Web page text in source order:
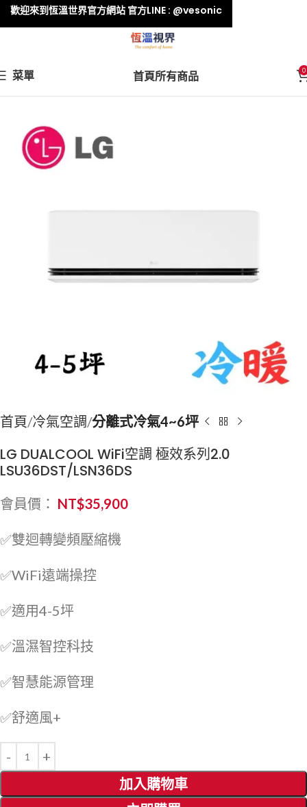
菜單 首頁所有商品 0
首頁 冷氣空調 分離式冷氣4~6坪
LG DUALCOOL WiFi空調 極效系列2.0
LSU36DST/LSN36DS
會員價： NT$35,900
✅雙迴轉變頻壓縮機
✅WiFi遠端操控
✅適用4-5坪
✅溫濕智控科技
✅智慧能源管理
✅舒適風+
加入購物車
歡迎來到恆溫世界官方網站 官方LINE : @vesonic